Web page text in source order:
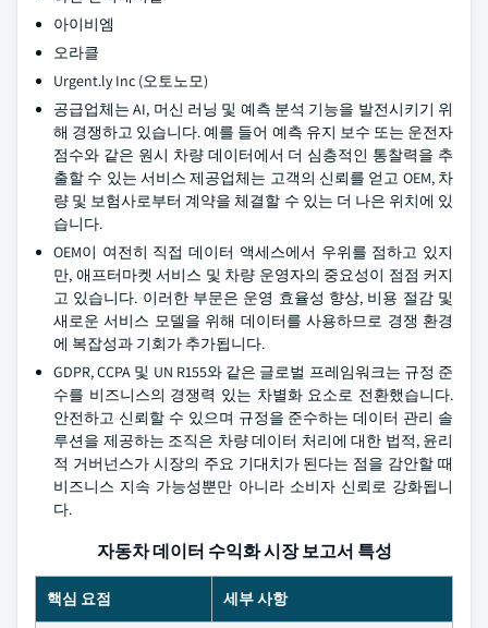
아이비엠
오라클
Urgent.ly Inc (오토노모)
공급업체는 AI, 머신 러닝 및 예측 분석 기능을 발전시키기 위
해 경쟁하고 있습니다. 예를 들어 예측 유지 보수 또는 운전자
점수와 같은 원시 차량 데이터에서 더 심층적인 통찰력을 추
출할 수 있는 서비스 제공업체는 고객의 신뢰를 얻고 OEM, 차
량 및 보험사로부터 계약을 체결할 수 있는 더 나은 위치에 있
습니다.
OEM이 여전히 직접 데이터 액세스에서 우위를 점하고 있지
만, 애프터마켓 서비스 및 차량 운영자의 중요성이 점점 커지
고 있습니다. 이러한 부문은 운영 효율성 향상, 비용 절감 및
새로운 서비스 모델을 위해 데이터를 사용하므로 경쟁 환경
에 복잡성과 기회가 추가됩니다.
GDPR, CCPA 및 UN R155와 같은 글로벌 프레임워크는 규정 준
수를 비즈니스의 경쟁력 있는 차별화 요소로 전환했습니다.
안전하고 신뢰할 수 있으며 규정을 준수하는 데이터 관리 솔
루션을 제공하는 조직은 차량 데이터 처리에 대한 법적, 윤리
적 거버넌스가 시장의 주요 기대치가 된다는 점을 감안할 때
비즈니스 지속 가능성뿐만 아니라 소비자 신뢰로 강화됩니
다.
자동차 데이터 수익화 시장 보고서 특성
핵심 요점 세부 사항